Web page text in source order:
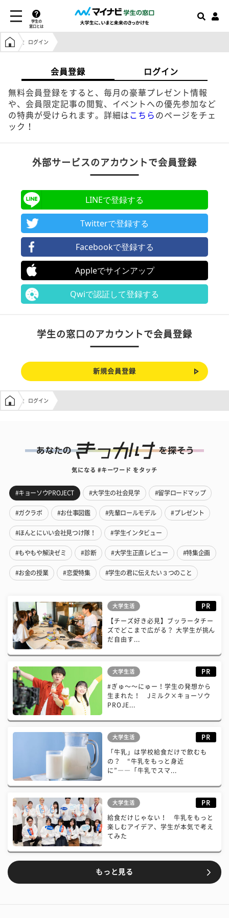
学生の
窓口とは
学生の窓口トップ
ログイン
会員登録 ログイン
無料会員登録をすると、毎月の豪華プレゼント情報
や、会員限定記事の閲覧、イベントへの優先参加など
の特典が受けられます。詳細は こちら のページをチェ
ック！
外部サービスのアカウントで会員登録
LINEで登録する
Twitterで登録する
Facebookで登録する
Appleでサインアップ
Qwiで認証して登録する
学生の窓口のアカウントで会員登録
新規会員登録
学生の窓口トップ
ログイン
気になる #キーワード をタッチ
#キョーソウPROJECT #大学生の社会見学 #留学ロードマップ
#ガクラボ #お仕事図鑑 #先輩ロールモデル #プレゼント
#ほんとにいい会社見つけ隊！ #学生インタビュー
#もやもや解決ゼミ #診断 #大学生正直レビュー #特集企画
#お金の授業 #恋愛特集 #学生の君に伝えたい３つのこと
大学生活 PR
【チーズ好き必見】ブッラータチー
ズでどこまで広がる？ 大学生が挑ん
だ自由す...
大学生活 PR
#ぎゅ〜〜にゅー！学生の発想から
生まれた！ Jミルク×キョーソウ
PROJE...
大学生活 PR
「牛乳」は学校給食だけで飲むも
の？ “牛乳をもっと身近
に”――「牛乳でスマ...
大学生活 PR
給食だけじゃない！ 牛乳をもっと
楽しむアイデア、学生が本気で考え
てみた
もっと見る